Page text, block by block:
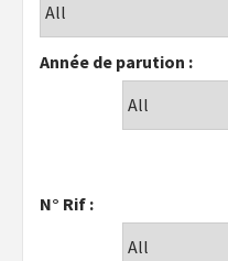
Année de parution :
N° Rif :